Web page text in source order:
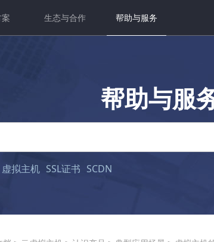
生态与合作 帮助与服务
帮助与服
虚拟主机 SSL证书 SCDN